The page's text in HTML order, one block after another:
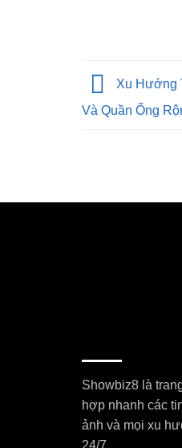
Xu Hướng
Và Quần Ống
Showbiz8 là
hợp nhanh các
ảnh và mọi xu
24/7.